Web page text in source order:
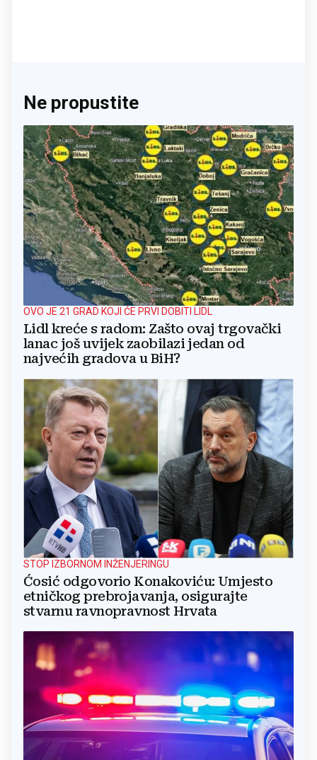
Ne propustite
OVO JE 21 GRAD KOJI ĆE PRVI DOBITI LIDL
Lidl kreće s radom: Zašto ovaj trgovački
lanac još uvijek zaobilazi jedan od
najvećih gradova u BiH?
STOP IZBORNOM INŽENJERINGU
Ćosić odgovorio Konakoviću: Umjesto
etničkog prebrojavanja, osigurajte
stvarnu ravnopravnost Hrvata